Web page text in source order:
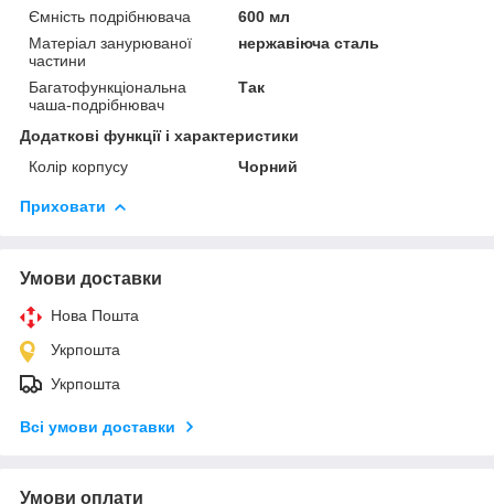
Ємність подрібнювача
600 мл
Матеріал занурюваної
частини
нержавіюча сталь
Багатофункціональна
чаша-подрібнювач
Так
Додаткові функції і характеристики
Колір корпусу
Чорний
Приховати
Умови доставки
Нова Пошта
Укрпошта
Укрпошта
Всі умови доставки
Умови оплати